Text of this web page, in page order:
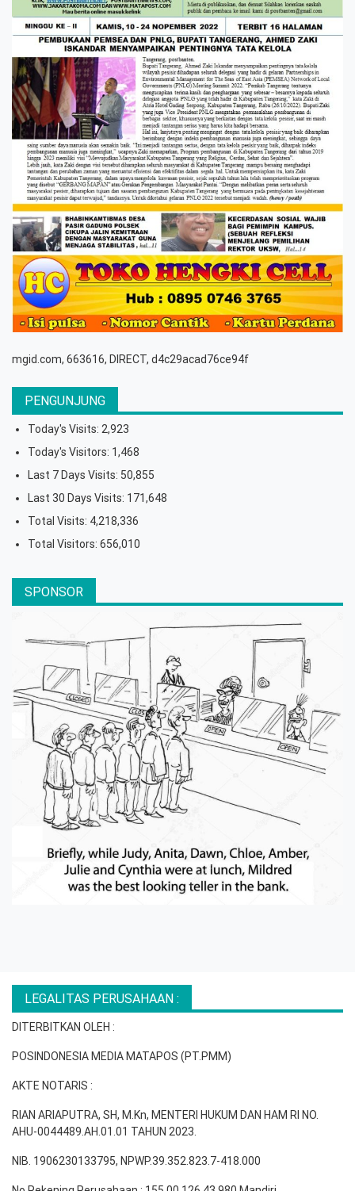
mgid.com, 663616, DIRECT, d4c29acad76ce94f
PENGUNJUNG
Today's Visits: 2,923
Today's Visitors: 1,468
Last 7 Days Visits: 50,855
Last 30 Days Visits: 171,648
Total Visits: 4,218,336
Total Visitors: 656,010
SPONSOR
LEGALITAS PERUSAHAAN :
DITERBITKAN OLEH :
POSINDONESIA MEDIA MATAPOS (PT.PMM)
AKTE NOTARIS :
RIAN ARIAPUTRA, SH, M.Kn, MENTERI HUKUM DAN HAM RI NO.
AHU-0044489.AH.01.01 TAHUN 2023.
NIB. 1906230133795, NPWP.39.352.823.7-418.000